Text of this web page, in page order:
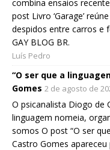
combina ensaios
post Livro ‘Garage’
despidos entre carros e
GAY BLOG BR.
Luís Pedro
“O ser que a
Gomes 2 de agosto de
O psicanalista Diogo de
linguagem nomeia,
somos O post “O ser
Castro Gomes apareceu